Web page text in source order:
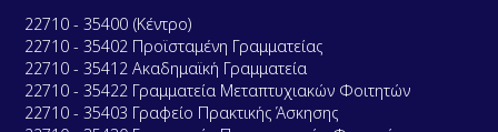
22710 - 35400 (Κέντρο)
22710 - 35402 Προϊσταμένη Γραμματείας
22710 - 35412 Ακαδημαϊκή Γραμματεία
22710 - 35422 Γραμματεία Μεταπτυχιακών Φοιτητών
22710 - 35403 Γραφείο Πρακτικής Άσκησης